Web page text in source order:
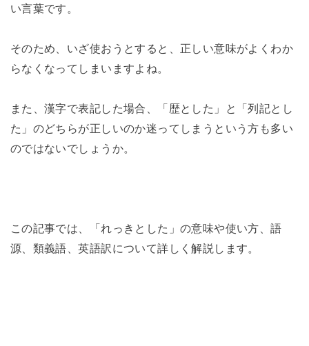
い言葉です。
そのため、いざ使おうとすると、正しい意味がよくわか
らなくなってしまいますよね。
また、漢字で表記した場合、「歴とした」と「列記とし
た」のどちらが正しいのか迷ってしまうという方も多い
のではないでしょうか。
この記事では、「れっきとした」の意味や使い方、語
源、類義語、英語訳について詳しく解説します。